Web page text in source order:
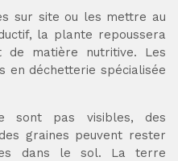
sur site ou les mettre au
la plante repoussera
matière nutritive. Les
en déchetterie spécialisée
sont pas visibles, des
graines peuvent rester
dans le sol. La terre